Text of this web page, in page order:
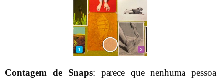
Contagem de Snaps: parece que nenhuma pessoa